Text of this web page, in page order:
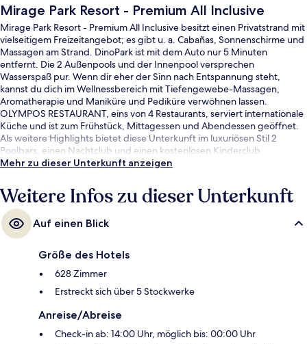
Mirage Park Resort - Premium All Inclusive
Mirage Park Resort - Premium All Inclusive besitzt einen Privatstrand mit
vielseitigem Freizeitangebot; es gibt u. a. Cabañas, Sonnenschirme und
Massagen am Strand. DinoPark ist mit dem Auto nur 5 Minuten
entfernt. Die 2 Außenpools und der Innenpool versprechen
Wasserspaß pur. Wenn dir eher der Sinn nach Entspannung steht,
kannst du dich im Wellnessbereich mit Tiefengewebe-Massagen,
Aromatherapie und Maniküre und Pediküre verwöhnen lassen.
OLYMPOS RESTAURANT, eins von 4 Restaurants, serviert internationale
Küche und ist zum Frühstück, Mittagessen und Abendessen geöffnet.
Als weitere Highlights bietet diese Unterkunft im luxuriösen Stil 2
Poolbars, einen Nachtclub und einen kostenlosen Kinderclub.
Mehr zu dieser Unterkunft anzeigen
Weitere Infos zu dieser Unterkunft
Auf einen Blick
Größe des Hotels
628 Zimmer
Erstreckt sich über 5 Stockwerke
Anreise/Abreise
Check-in ab: 14:00 Uhr, möglich bis: 00:00 Uhr